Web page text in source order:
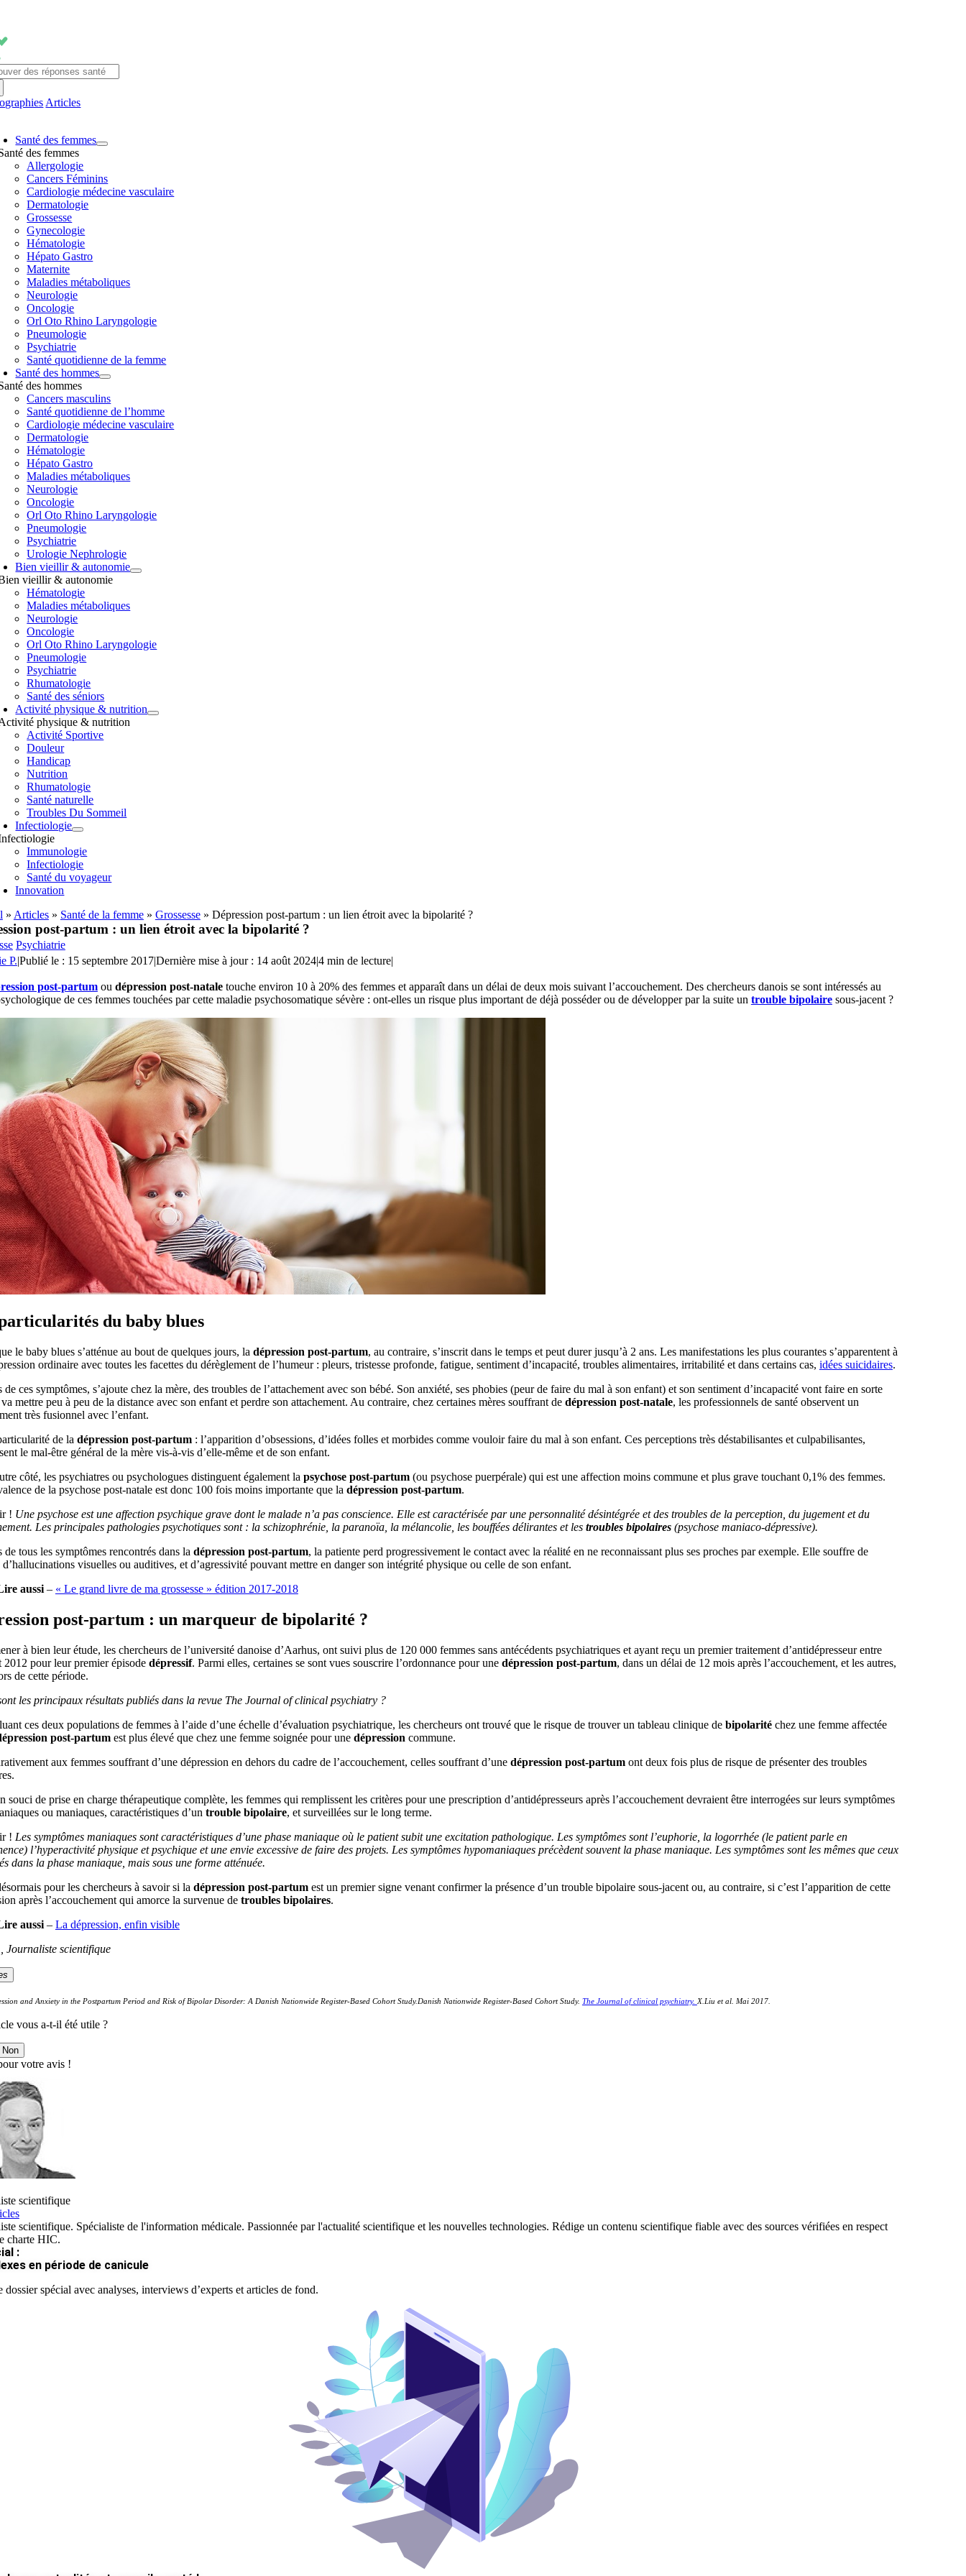
contenu
Articles
Santé des femmes
des femmes
Allergologie
Cancers Féminins
Cardiologie médecine vasculaire
Dermatologie
Grossesse
Gynecologie
Hématologie
Hépato Gastro
Maternite
Maladies métaboliques
Neurologie
Oncologie
Orl Oto Rhino Laryngologie
Pneumologie
Psychiatrie
Santé quotidienne de la femme
Santé des hommes
des hommes
Cancers masculins
Santé quotidienne de l’homme
Cardiologie médecine vasculaire
Dermatologie
Hématologie
Hépato Gastro
Maladies métaboliques
Neurologie
Oncologie
Orl Oto Rhino Laryngologie
Pneumologie
Psychiatrie
Urologie Nephrologie
Bien vieillir & autonomie
vieillir & autonomie
Hématologie
Maladies métaboliques
Neurologie
Oncologie
Orl Oto Rhino Laryngologie
Pneumologie
Psychiatrie
Rhumatologie
Santé des séniors
Activité physique & nutrition
physique & nutrition
Activité Sportive
Douleur
Handicap
Nutrition
Rhumatologie
Santé naturelle
Troubles Du Sommeil
Infectiologie
Immunologie
Infectiologie
Santé du voyageur
Innovation
» Articles» Santé de la femme» Grossesse» Dépression post-partum : un lien étroit avec la bipolarité ?
post-partum : un lien étroit avec la bipolarité ?
Psychiatrie
P.|Publié le : 15 septembre 2017|Dernière mise à jour : 14 août 2024|4 min de lecture|
post-partumou dépression post-nataletouche environ 10 à 20% des femmes et apparaît dans un délai de deux mois suivant l’accouchement. Des chercheurs danois se sont intéressés au
de ces femmes touchées par cette maladie psychosomatique sévère : ont-elles un risque plus important de déjà posséder ou de développer par la suite un trouble bipolairesous-jacent ?
du baby blues
le baby blues s’atténue au bout de quelques jours, la dépression post-partum, au contraire, s’inscrit dans le temps et peut durer jusqu’à 2 ans. Les manifestations les plus courantes s’apparentent à
ordinaire avec toutes les facettes du dérèglement de l’humeur : pleurs, tristesse profonde, fatigue, sentiment d’incapacité, troubles alimentaires, irritabilité et dans certains cas, idées suicidaires.
de ces symptômes, s’ajoute chez la mère, des troubles de l’attachement avec son bébé. Son anxiété, ses phobies (peur de faire du mal à son enfant) et son sentiment d’incapacité vont faire en sorte
mettre peu à peu de la distance avec son enfant et perdre son attachement. Au contraire, chez certaines mères souffrant de dépression post-natale, les professionnels de santé observent un
très fusionnel avec l’enfant.
de la dépression post-partum: l’apparition d’obsessions, d’idées folles et morbides comme vouloir faire du mal à son enfant. Ces perceptions très déstabilisantes et culpabilisantes,
le mal-être général de la mère vis-à-vis d’elle-même et de son enfant.
côté, les psychiatres ou psychologues distinguent également la psychose post-partum(ou psychose puerpérale) qui est une affection moins commune et plus grave touchant 0,1% des femmes.
de la psychose post-natale est donc 100 fois moins importante que la dépression post-partum.
! Une psychose est une affection psychique grave dont le malade n’a pas conscience. Elle est caractérisée par une personnalité désintégrée et des troubles de la perception, du jugement et du
Les principales pathologies psychotiques sont : la schizophrénie, la paranoïa, la mélancolie, les bouffées délirantes et les troubles bipolaires(psychose maniaco-dépressive).
de tous les symptômes rencontrés dans la dépression post-partum, la patiente perd progressivement le contact avec la réalité en ne reconnaissant plus ses proches par exemple. Elle souffre de
d’hallucinations visuelles ou auditives, et d’agressivité pouvant mettre en danger son intégrité physique ou celle de son enfant.
aussi– « Le grand livre de ma grossesse » édition 2017-2018
post-partum : un marqueur de bipolarité ?
à bien leur étude, les chercheurs de l’université danoise d’Aarhus, ont suivi plus de 120 000 femmes sans antécédents psychiatriques et ayant reçu un premier traitement d’antidépresseur entre
2012 pour leur premier épisode dépressif. Parmi elles, certaines se sont vues souscrire l’ordonnance pour une dépression post-partum, dans un délai de 12 mois après l’accouchement, et les autres,
de cette période.
les principaux résultats publiés dans la revue The Journal of clinical psychiatry ?
ces deux populations de femmes à l’aide d’une échelle d’évaluation psychiatrique, les chercheurs ont trouvé que le risque de trouver un tableau clinique de bipolaritéchez une femme affectée
post-partumest plus élevé que chez une femme soignée pour une dépression commune.
aux femmes souffrant d’une dépression en dehors du cadre de l’accouchement, celles souffrant d’une dépression post-partumont deux fois plus de risque de présenter des troubles
souci de prise en charge thérapeutique complète, les femmes qui remplissent les critères pour une prescription d’antidépresseurs après l’accouchement devraient être interrogées sur leurs symptômes
ou maniaques, caractéristiques d’un trouble bipolaire, et surveillées sur le long terme.
! Les symptômes maniaques sont caractéristiques d’une phase maniaque où le patient subit une excitation pathologique. Les symptômes sont l’euphorie, la logorrhée (le patient parle en
l’hyperactivité physique et psychique et une envie excessive de faire des projets. Les symptômes hypomaniaques précèdent souvent la phase maniaque. Les symptômes sont les mêmes que ceux
dans la phase maniaque, mais sous une forme atténuée.
pour les chercheurs à savoir si la dépression post-partumest un premier signe venant confirmer la présence d’un trouble bipolaire sous-jacent ou, au contraire, si c’est l’apparition de cette
après l’accouchement qui amorce la survenue de troubles bipolaires.
aussi– La dépression, enfin visible
Journaliste scientifique
and Anxiety in the Postpartum Period and Risk of Bipolar Disorder: A Danish Nationwide Register-Based Cohort Study.Danish Nationwide Register-Based Cohort Study. The Journal of clinical psychiatry. X.Liu et al. Mai 2017.
vous a-t-il été utile ?
Non
votre avis !
scientifique
scientifique. Spécialiste de l'information médicale. Passionnée par l'actualité scientifique et les nouvelles technologies. Rédige un contenu scientifique fiable avec des sources vérifiées en respect
charte HIC.
:
en période de canicule
dossier spécial avec analyses, interviews d’experts et articles de fond.